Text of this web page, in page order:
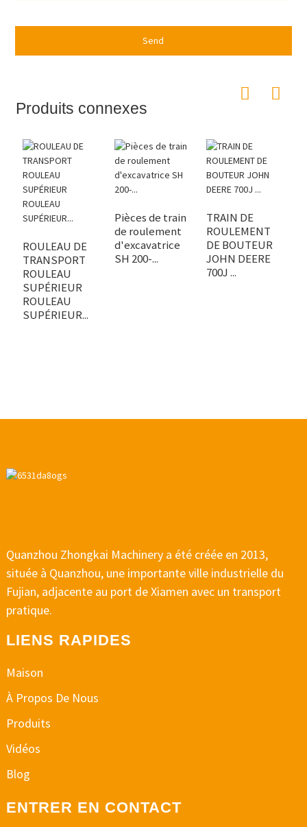
Send
Produits connexes
ROULEAU DE
TRANSPORT
ROULEAU
SUPÉRIEUR
ROULEAU
SUPÉRIEUR...
Pièces de train
de roulement
d'excavatrice
SH 200-...
TRAIN DE
ROULEMENT
DE BOUTEUR
JOHN DEERE
700J ...
Quanzhou Zhongkai Machinery a été créée en 2013,
située à Quanzhou, une importante ville industrielle du
Fujian, adjacente au port de Xiamen avec un transport
pratique.
LIENS RAPIDES
Maison
À Propos De Nous
Produits
Vidéos
Blog
ENTRER EN CONTACT